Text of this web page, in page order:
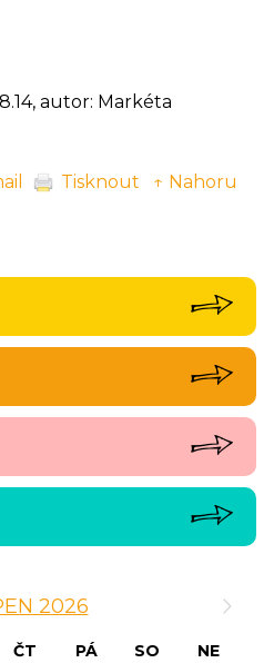
autor: Markéta
Tisknout ↑ Nahoru
2026
ČT PÁ SO
NE